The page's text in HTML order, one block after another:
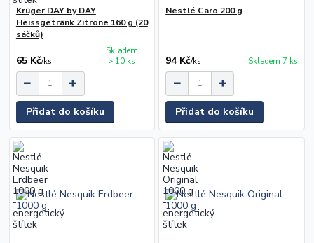
Krüger DAY by DAY
Heissgetränk Zitrone 160 g (20
sáčků)
65 Kč/ks
Skladem
> 10 ks
Přidat do košíku
Nestlé Caro 200 g
94 Kč/ks Skladem 7 ks
Přidat do košíku